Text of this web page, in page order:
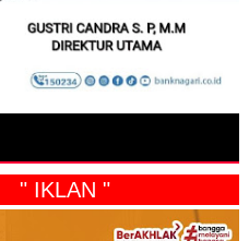
" IKLAN "